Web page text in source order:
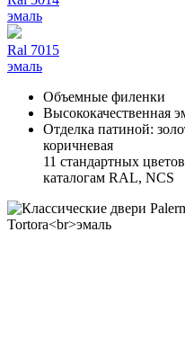
эмаль
Ral 7015
эмаль
Объемные филенки
Высококачественная
Отделка патиной:
коричневая
11 стандартных
каталогам RAL, NCS